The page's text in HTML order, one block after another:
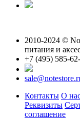
2010-2024 ©
питания и
+7 (495) 585-
Контакты О
Реквизиты
соглашение